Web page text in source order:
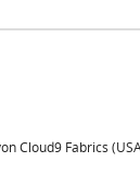
Cloud9 Fabrics